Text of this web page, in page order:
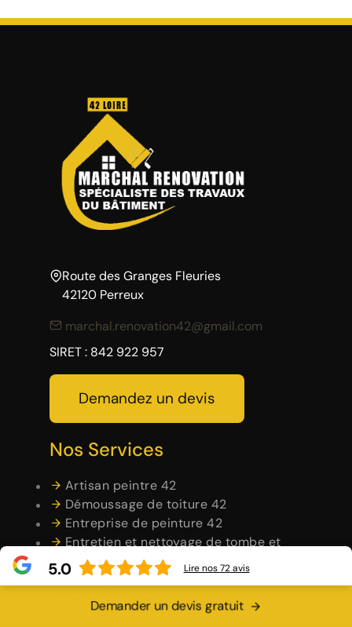
Route des Granges Fleuries
42120 Perreux
marchal.renovation42@gmail.com
SIRET : 842 922 957
Demandez un devis
Nos Services
Artisan peintre 42
Démoussage de toiture 42
Entreprise de peinture 42
Entretien et nettoyage de tombe et
pierre tombale 42
Habillage planche de rive 42
Maçonnerie 42
Nettoyage de façade 42
Demander un devis gratuit
5.0 Lire nos72avis